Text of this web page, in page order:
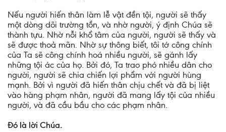
Nếu người hiến thân làm lễ vật đền tội, người sẽ thấy
một dòng dõi trường tồn, và nhờ người, ý định Chúa sẽ
thành tựu. Nhờ nỗi khổ tâm của người, người sẽ thấy và
sẽ được thoả mãn. Nhờ sự thông biết, tôi tớ công chính
của Ta sẽ công chính hoá nhiều người, sẽ gánh lấy
những tội ác của họ. Bởi đó, Ta trao phó nhiều dân cho
người, người sẽ chia chiến lợi phẩm với người hùng
mạnh. Bởi vì người đã hiến thân chịu chết và đã bị liệt
vào hàng phạm nhân, người đã mang lấy tội của nhiều
người, và đã cầu bầu cho các phạm nhân.
Ðó là lời Chúa.